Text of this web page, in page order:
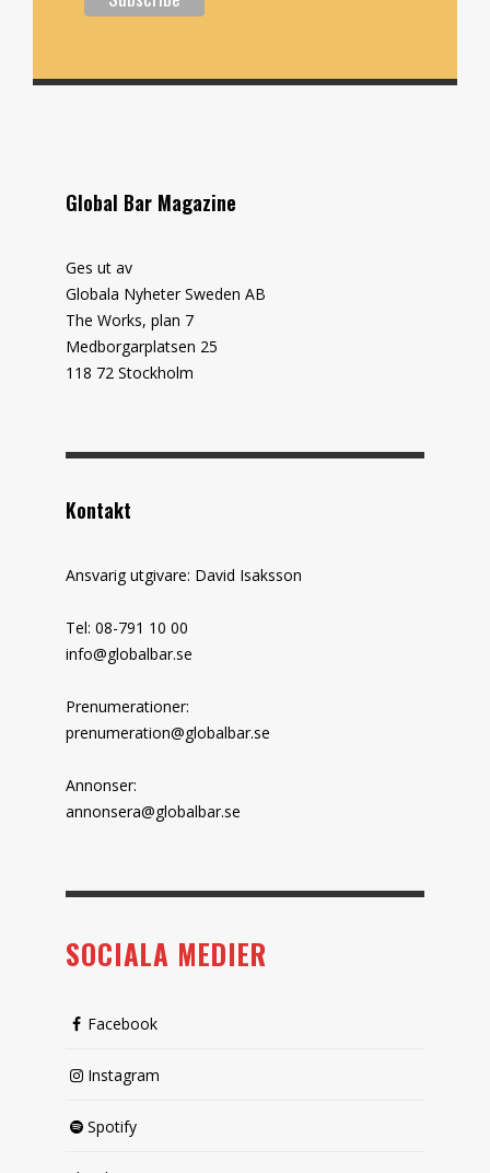
Global Bar Magazine
Ges ut av
Globala Nyheter Sweden AB
The Works, plan 7
Medborgarplatsen 25
118 72 Stockholm
Kontakt
Ansvarig utgivare: David Isaksson
Tel: 08-791 10 00
info@globalbar.se
Prenumerationer:
prenumeration@globalbar.se
Annonser:
annonsera@globalbar.se
SOCIALA MEDIER
Facebook
Instagram
Spotify